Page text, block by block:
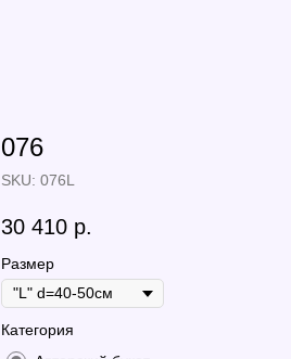
076
SKU: 076L
30 410 р.
Размер
Категория